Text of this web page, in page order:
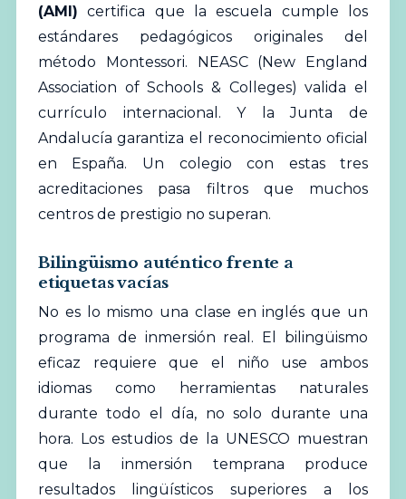
(AMI) certifica que la escuela cumple los
estándares pedagógicos originales del
método Montessori. NEASC (New England
Association of Schools & Colleges) valida el
currículo internacional. Y la Junta de
Andalucía garantiza el reconocimiento oficial
en España. Un colegio con estas tres
acreditaciones pasa filtros que muchos
centros de prestigio no superan.
Bilingüismo auténtico frente a
etiquetas vacías
No es lo mismo una clase en inglés que un
programa de inmersión real. El bilingüismo
eficaz requiere que el niño use ambos
idiomas como herramientas naturales
durante todo el día, no solo durante una
hora. Los estudios de la UNESCO muestran
que la inmersión temprana produce
resultados lingüísticos superiores a los